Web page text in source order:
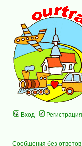
Вход Регистрация
Сообщения без ответов